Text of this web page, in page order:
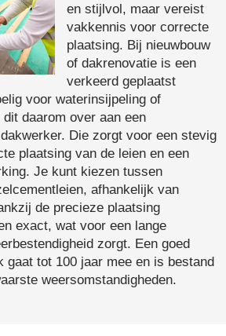
en stijlvol, maar vereist
vakkennis voor correcte
plaatsing. Bij nieuwbouw
of dakrenovatie is een
verkeerd geplaatst
voor waterinsijpeling of
daarom over aan een
Die zorgt voor een stevig
plaatsing van de leien en een
Je kunt kiezen tussen
afhankelijk van
de precieze plaatsing
exact, wat voor een lange
zorgt. Een goed
gaat tot 100 jaar mee en is bestand
weersomstandigheden.